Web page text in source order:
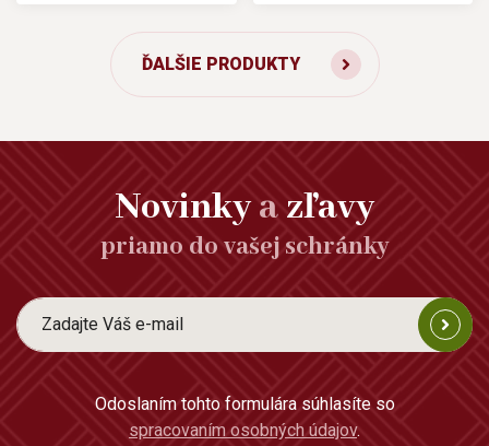
ĎALŠIE PRODUKTY
Novinkyazľavy
priamo do vašej schránky
Odoslaním tohto formulára súhlasíte so
spracovaním osobných údajov.